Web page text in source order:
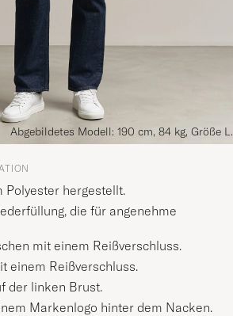
Abgebildetes Modell: 190 cm, 84 kg, Größe L.
Polyester hergestellt.
die für angenehme
mit einem Reißverschluss.
einem Reißverschluss.
der linken Brust.
Markenlogo hinter dem Nacken.